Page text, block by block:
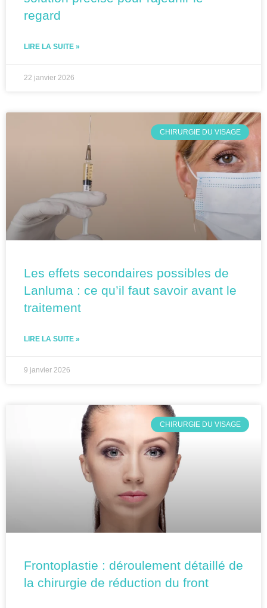
regard
LIRE LA SUITE »
22 janvier 2026
CHIRURGIE DU VISAGE
Les effets secondaires possibles de
Lanluma : ce qu’il faut savoir avant le
traitement
LIRE LA SUITE »
9 janvier 2026
CHIRURGIE DU VISAGE
Frontoplastie : déroulement détaillé de
la chirurgie de réduction du front